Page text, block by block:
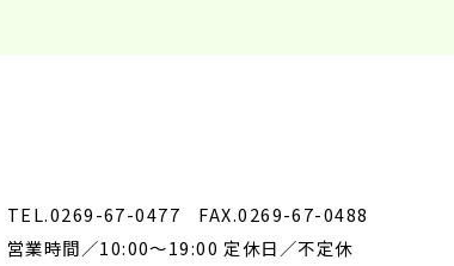
TEL.0269-67-0477 FAX.0269-67-0488
営業時間／10:00～19:00 定休日／不定休